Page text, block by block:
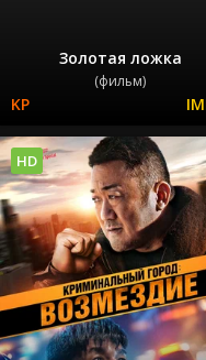
Золотая ложка
(фильм)
HD